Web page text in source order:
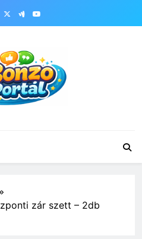
zár szett – 2db